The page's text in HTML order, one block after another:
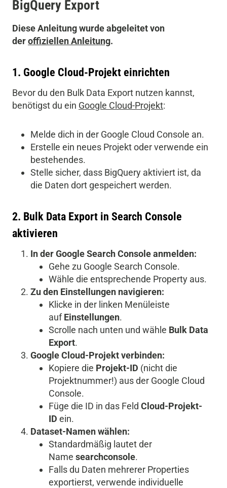
BigQuery Export
Diese Anleitung wurde abgeleitet von
deroffiziellen Anleitung.
1. Google Cloud-Projekt einrichten
Bevor du den Bulk Data Export nutzen kannst,
benötigst du ein Google Cloud-Projekt:
Melde dich in der Google Cloud Console an.
Erstelle ein neues Projekt oder verwende ein
bestehendes.
Stelle sicher, dass BigQuery aktiviert ist, da
die Daten dort gespeichert werden.
2. Bulk Data Export in Search Console
aktivieren
In der Google Search Console anmelden:
Gehe zu Google Search Console.
Wähle die entsprechende Property aus.
Zu den Einstellungen navigieren:
Klicke in der linken Menüleiste
aufEinstellungen.
Scrolle nach unten und wähle Bulk Data
Export.
Google Cloud-Projekt verbinden:
Kopiere die Projekt-ID (nicht die
Projektnummer!) aus der Google Cloud
Console.
Füge die ID in das Feld Cloud-Projekt-
ID ein.
Dataset-Namen wählen:
Standardmäßig lautet der
Name searchconsole.
Falls du Daten mehrerer Properties
exportierst, verwende individuelle